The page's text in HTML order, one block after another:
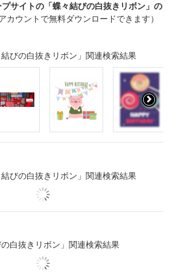
サイトの「蝶々結びの白抜きリボン」の
カウントで無料ダウンロードできます）
びの白抜きリボン」関連検索結果
びの白抜きリボン」関連検索結果
白抜きリボン」関連検索結果